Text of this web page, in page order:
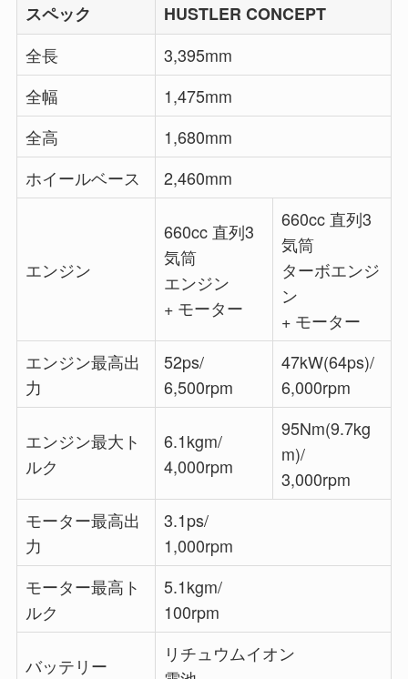
スペック
HUSTLER CONCEPT
全長
3,395mm
全幅
1,475mm
全高
1,680mm
ホイールベース
2,460mm
エンジン
660cc 直列3
気筒
エンジン
+ モーター
660cc 直列3
気筒
ターボエンジ
ン
+ モーター
エンジン最高出
力
52ps/
6,500rpm
47kW(64ps)/
6,000rpm
エンジン最大ト
ルク
6.1kgm/
4,000rpm
95Nm(9.7kg
m)/
3,000rpm
モーター最高出
力
3.1ps/
1,000rpm
モーター最高ト
ルク
5.1kgm/
100rpm
バッテリー
リチュウムイオン